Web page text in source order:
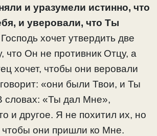
и уразумели истинно, что
и уверовали, что Ты
Господь хочет утвердить две
что Он не противник Отцу, а
хочет, чтобы они веровали
«они были Твои, и Ты
словах: «Ты дал Мне»,
и другое. Я не похитил их, но
они пришли ко Мне.